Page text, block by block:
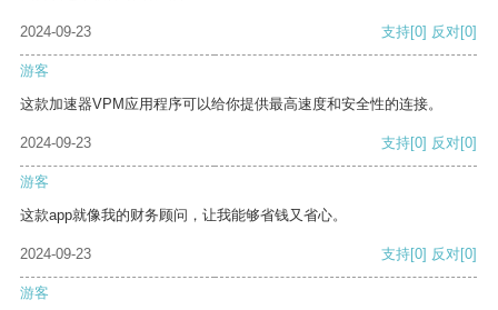
2024-09-23 支持[0] 反对[0]
游客
这款加速器VPM应用程序可以给你提供最高速度和安全性的连接。
2024-09-23 支持[0] 反对[0]
游客
这款app就像我的财务顾问，让我能够省钱又省心。
2024-09-23 支持[0] 反对[0]
游客